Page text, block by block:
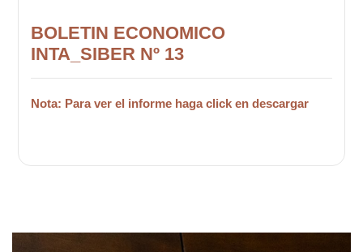
BOLETIN ECONOMICO
INTA_SIBER Nº 13
Nota: Para ver el informe haga click en descargar